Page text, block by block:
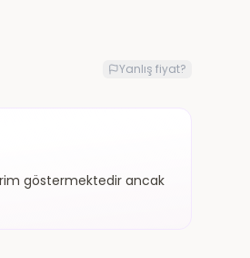
Yanlış fiyat?
göstermektedir ancak